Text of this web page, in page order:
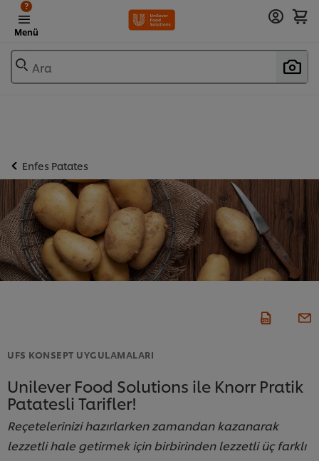
Menü
?
Ara
Enfes Patates
UFS KONSEPT UYGULAMALARI
Unilever Food Solutions ile Knorr Pratik
Patatesli Tarifler!
Reçetelerinizi hazırlarken zamandan kazanarak
lezzetli hale getirmek için birbirinden lezzetli üç farklı